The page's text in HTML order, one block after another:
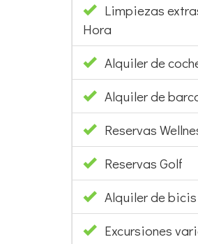
Limpiezas
Hora
Alquiler de
Alquiler de
Reservas
Reservas Golf
Alquiler de bicis
Excursiones